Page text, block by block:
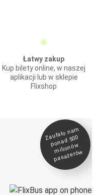
Łatwy zakup
Kup bilety online, w naszej
aplikacji lub w sklepie
Flixshop
Zaufało na
m
ponad 500
milionó
w
pasażeró
w